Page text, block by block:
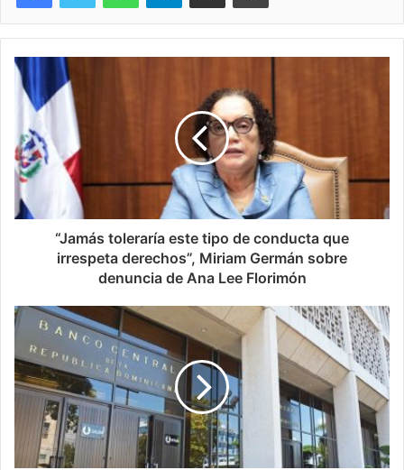
“Jamás toleraría este tipo de conducta que
irrespeta derechos”, Miriam Germán sobre
denuncia de Ana Lee Florimón